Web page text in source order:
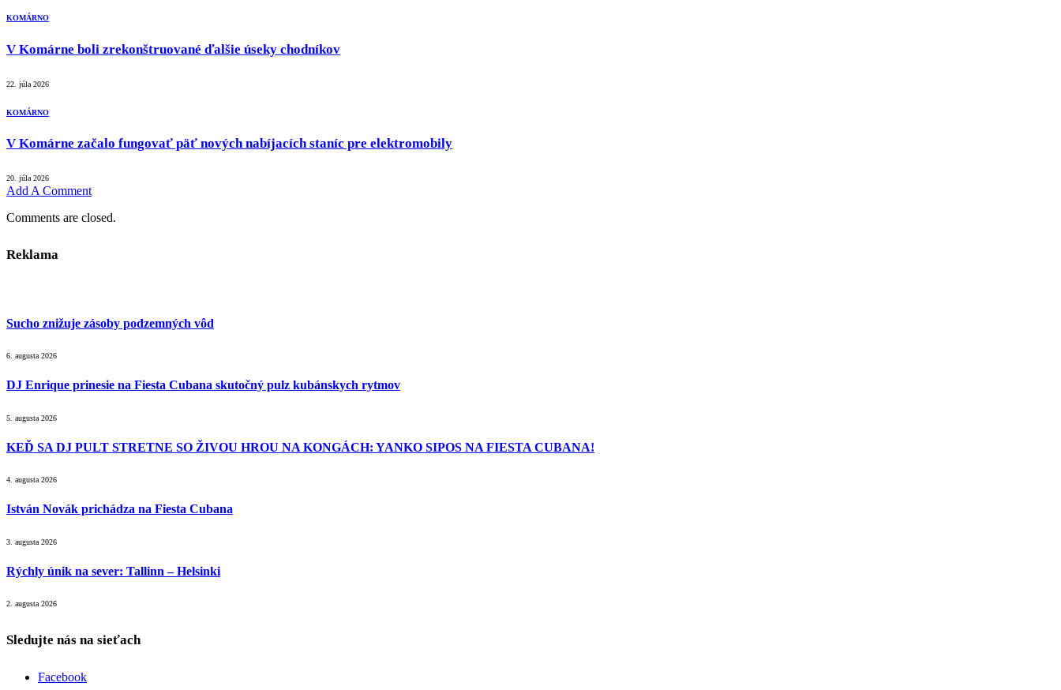
KOMÁRNO
V Komárne boli zrekonštruované ďalšie úseky chodníkov
22. júla 2026
KOMÁRNO
V Komárne začalo fungovať päť nových nabíjacích staníc pre elektromobily
20. júla 2026
Add A Comment
Comments are closed.
Reklama
Sucho znižuje zásoby podzemných vôd
6. augusta 2026
DJ Enrique prinesie na Fiesta Cubana skutočný pulz kubánskych rytmov
5. augusta 2026
KEĎ SA DJ PULT STRETNE SO ŽIVOU HROU NA KONGÁCH: YANKO SIPOS NA FIESTA CUBANA!
4. augusta 2026
István Novák prichádza na Fiesta Cubana
3. augusta 2026
Rýchly únik na sever: Tallinn – Helsinki
2. augusta 2026
Sledujte nás na sieťach
Facebook